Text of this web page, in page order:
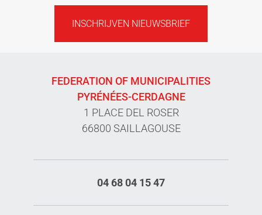
INSCHRIJVEN NIEUWSBRIEF
FEDERATION OF MUNICIPALITIES
PYRÉNÉES-CERDAGNE
1 PLACE DEL ROSER
66800 SAILLAGOUSE
04 68 04 15 47